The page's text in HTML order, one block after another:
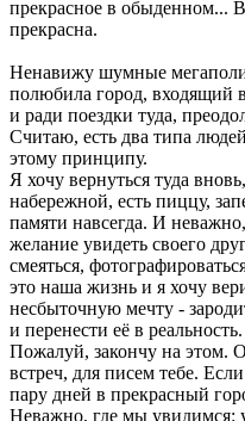
прекрасное в обыденном...
прекрасна.
Ненавижу шумные
полюбила город, входящий
и ради поездки туда,
Считаю, есть два типа
этому принципу.
Я хочу вернуться туда
набережной, есть пиццу,
памяти навсегда. И
желание увидеть своего
смеяться,
это наша жизнь и я хочу
несбыточную мечту -
и перенести её в реальность.
Пожалуй, закончу на этом.
встреч, для писем тебе.
пару дней в прекрасный
Неважно, где мы увидимся: